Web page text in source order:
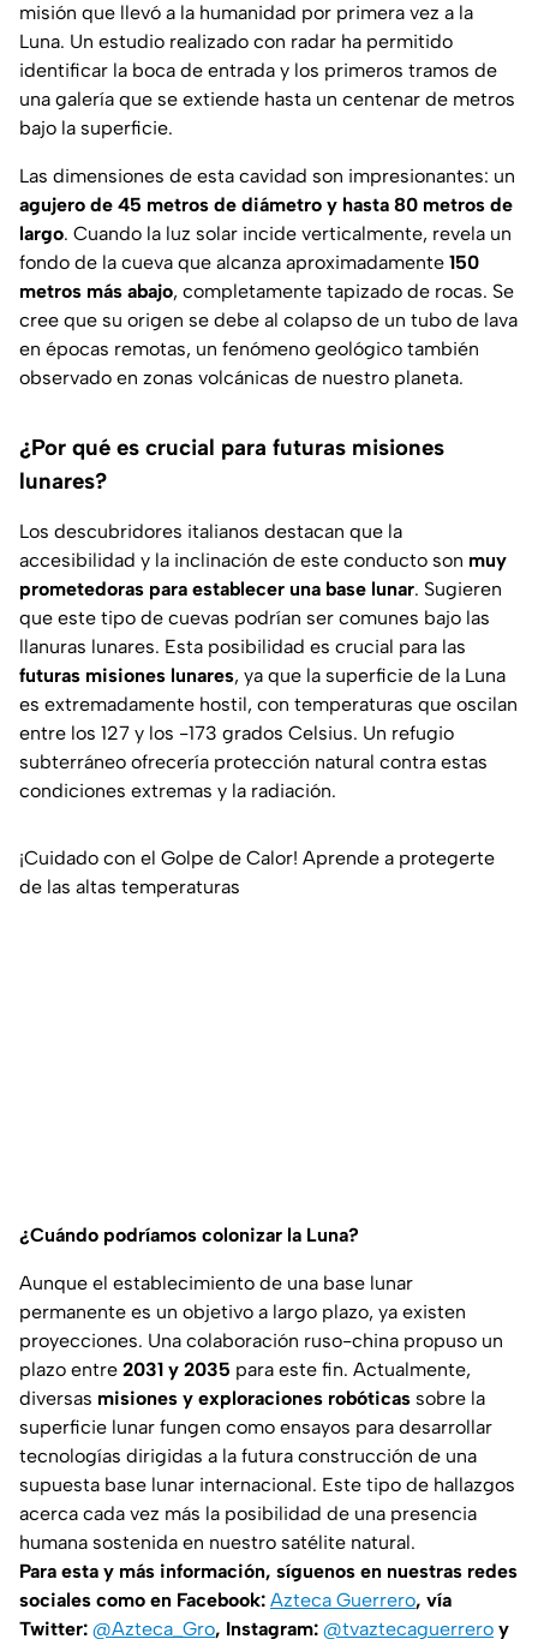
misión que llevó a la humanidad por primera vez a la
Luna. Un estudio realizado con radar ha permitido
identificar la boca de entrada y los primeros tramos de
una galería que se extiende hasta un centenar de metros
bajo la superficie.
Las dimensiones de esta cavidad son impresionantes: un
agujero de 45 metros de diámetro y hasta 80 metros de
largo. Cuando la luz solar incide verticalmente, revela un
fondo de la cueva que alcanza aproximadamente 150
metros más abajo, completamente tapizado de rocas. Se
cree que su origen se debe al colapso de un tubo de lava
en épocas remotas, un fenómeno geológico también
observado en zonas volcánicas de nuestro planeta.
¿Por qué es crucial para futuras misiones
lunares?
Los descubridores italianos destacan que la
accesibilidad y la inclinación de este conducto son muy
prometedoras para establecer una base lunar. Sugieren
que este tipo de cuevas podrían ser comunes bajo las
llanuras lunares. Esta posibilidad es crucial para las
futuras misiones lunares, ya que la superficie de la Luna
es extremadamente hostil, con temperaturas que oscilan
entre los 127 y los -173 grados Celsius. Un refugio
subterráneo ofrecería protección natural contra estas
condiciones extremas y la radiación.
¡Cuidado con el Golpe de Calor! Aprende a protegerte
de las altas temperaturas
¿Cuándo podríamos colonizar la Luna?
Aunque el establecimiento de una base lunar
permanente es un objetivo a largo plazo, ya existen
proyecciones. Una colaboración ruso-china propuso un
plazo entre 2031 y 2035 para este fin. Actualmente,
diversas misiones y exploraciones robóticas sobre la
superficie lunar fungen como ensayos para desarrollar
tecnologías dirigidas a la futura construcción de una
supuesta base lunar internacional. Este tipo de hallazgos
acerca cada vez más la posibilidad de una presencia
humana sostenida en nuestro satélite natural.
Para esta y más información, síguenos en nuestras redes
sociales como en Facebook: Azteca Guerrero, vía
Twitter: @Azteca_Gro, Instagram: @tvaztecaguerrero y